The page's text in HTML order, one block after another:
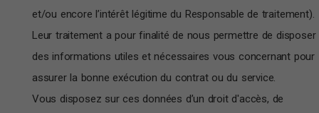
et/ou encore l’intérêt légitime du Responsable de traitement).
Leur traitement a pour finalité de nous permettre de disposer
des informations utiles et nécessaires vous concernant pour
assurer la bonne exécution du contrat ou du service.
Vous disposez sur ces données d’un droit d'accès, de